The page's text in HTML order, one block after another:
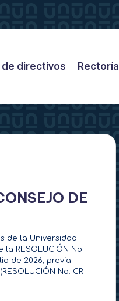
de directivos Rectoría
DE
de la Universidad
RESOLUCIÓN No.
de 2026, previa
No. CR-